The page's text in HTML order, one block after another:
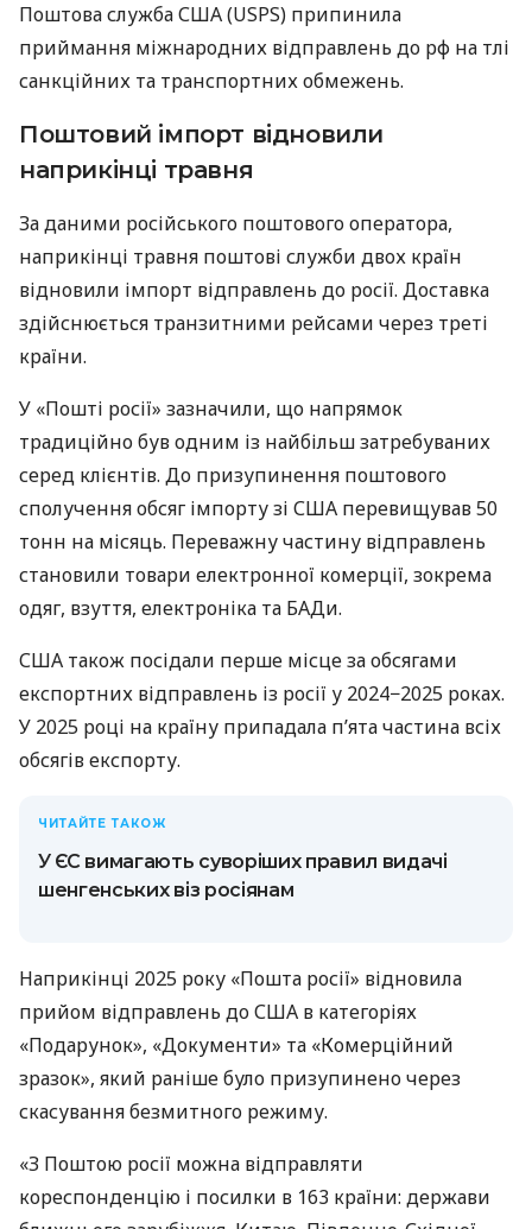
Поштова служба США (USPS) припинила
приймання міжнародних відправлень до рф на тлі
санкційних та транспортних обмежень.
Поштовий імпорт відновили
наприкінці травня
За даними російського поштового оператора,
наприкінці травня поштові служби двох країн
відновили імпорт відправлень до росії. Доставка
здійснюється транзитними рейсами через треті
країни.
У «Пошті росії» зазначили, що напрямок
традиційно був одним із найбільш затребуваних
серед клієнтів. До призупинення поштового
сполучення обсяг імпорту зі США перевищував 50
тонн на місяць. Переважну частину відправлень
становили товари електронної комерції, зокрема
одяг, взуття, електроніка та БАДи.
США також посідали перше місце за обсягами
експортних відправлень із росії у 2024−2025 роках.
У 2025 році на країну припадала п’ята частина всіх
обсягів експорту.
ЧИТАЙТЕ ТАКОЖ
У ЄС вимагають суворіших правил видачі
шенгенських віз росіянам
Наприкінці 2025 року «Пошта росії» відновила
прийом відправлень до США в категоріях
«Подарунок», «Документи» та «Комерційний
зразок», який раніше було призупинено через
скасування безмитного режиму.
«З Поштою росії можна відправляти
кореспонденцію і посилки в 163 країни: держави